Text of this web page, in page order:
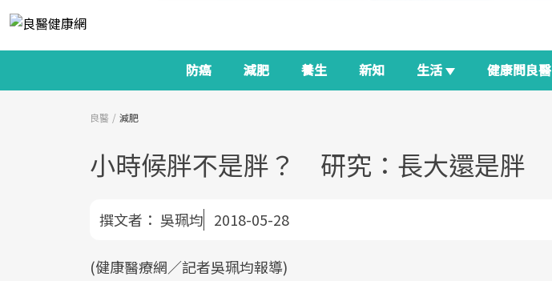
防癌 減肥 養生 新知 生活 健康問良醫
良醫 減肥
小時候胖不是胖？ 研究：長大還是胖
撰文者： 吳珮均 2018-05-28
(健康醫療網／記者吳珮均報導)